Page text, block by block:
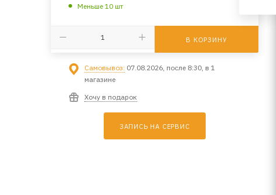
Меньше 10 шт
В КОРЗИНУ
Самовывоз: 07.08.2026, после 8:30, в 1
магазине
Хочу в подарок
ЗАПИСЬ НА СЕРВИС